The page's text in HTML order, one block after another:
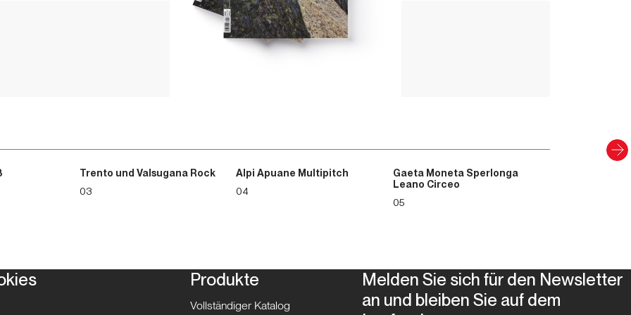
Trento und Valsugana Rock
03
Alpi Apuane Multipitch
04
Gaeta Moneta Sperlonga
Leano Circeo
05
Produkte
Vollständiger Katalog
Melden Sie sich für den Newsletter
an und bleiben Sie auf dem